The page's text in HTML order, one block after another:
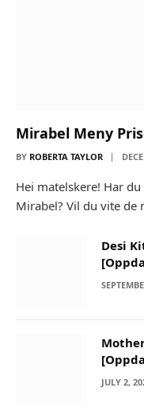
Mirabel Meny
BY ROBERTA TAYLOR
Hei matelskere! Har
Mirabel? Vil du vite de
Desi
JULY 2,